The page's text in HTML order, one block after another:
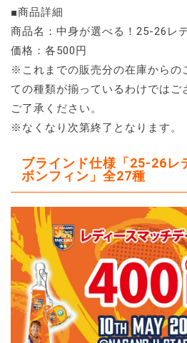
■商品詳細
商品名：中身が選べる！25-26レ
価格：各500円
※これまでの販売分の在庫からの
ての種類が揃っているわけではご
ご了承ください。
※なくなり次第終了となります。
ブラインド仕様「25-26レ
ボンフィン」全27種